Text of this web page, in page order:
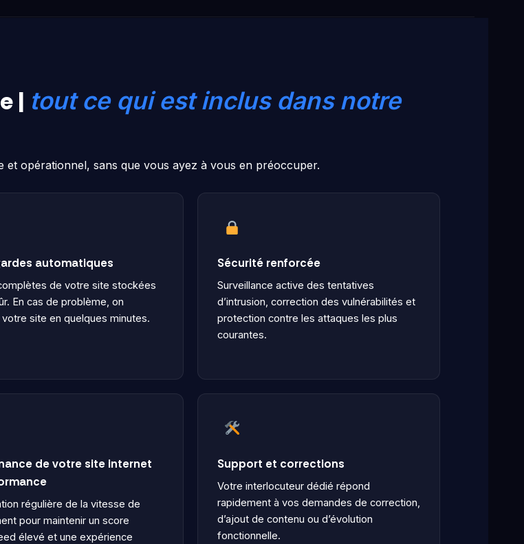
| tout ce qui est inclus dans notre
opérationnel, sans que vous ayez à vous en préoccuper.
automatiques
de votre site stockées
En cas de problème, on
site en quelques minutes.
Sécurité renforcée
Surveillance active des tentatives
d’intrusion, correction des vulnérabilités et
protection contre les attaques les plus
courantes.
de votre site internet
régulière de la vitesse de
pour maintenir un score
élevé et une expérience
Support et corrections
Votre interlocuteur dédié répond
rapidement à vos demandes de correction,
d’ajout de contenu ou d’évolution
fonctionnelle.